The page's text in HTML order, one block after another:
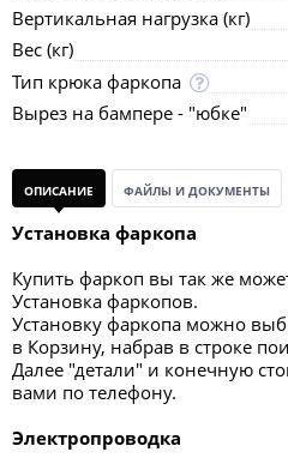
Вертикальная нагрузка (кг)
Вес (кг)
Тип крюка фаркопа
Вырез на бампере - "юбке"
ОПИСАНИЕ ФАЙЛЫ И ДОКУМЕНТЫ
Установка фаркопа
Купить фаркоп вы так же
Установка фаркопов.
Установку фаркопа можно
в Корзину, набрав в строке
Далее "детали" и конечную
вами по телефону.
Электропроводка